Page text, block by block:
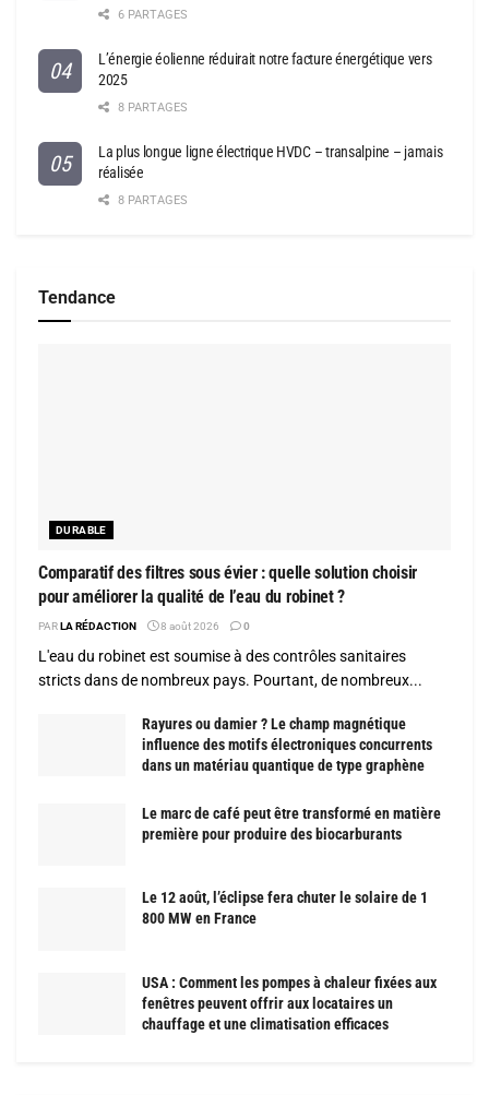
6 PARTAGES
L’énergie éolienne réduirait notre facture énergétique vers
2025
8 PARTAGES
La plus longue ligne électrique HVDC – transalpine – jamais
réalisée
8 PARTAGES
Tendance
DURABLE
Comparatif des filtres sous évier : quelle solution choisir
pour améliorer la qualité de l’eau du robinet ?
PARLA RÉDACTION 8 août 2026 0
L'eau du robinet est soumise à des contrôles sanitaires
stricts dans de nombreux pays. Pourtant, de nombreux...
Rayures ou damier ? Le champ magnétique
influence des motifs électroniques concurrents
dans un matériau quantique de type graphène
Le marc de café peut être transformé en matière
première pour produire des biocarburants
Le 12 août, l’éclipse fera chuter le solaire de 1
800 MW en France
USA : Comment les pompes à chaleur fixées aux
fenêtres peuvent offrir aux locataires un
chauffage et une climatisation efficaces